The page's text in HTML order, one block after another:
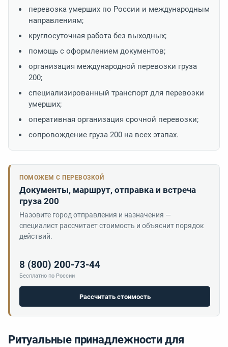
перевозка умерших по России и международным
направлениям;
круглосуточная работа без выходных;
помощь с оформлением документов;
организация международной перевозки груза
200;
специализированный транспорт для перевозки
умерших;
оперативная организация срочной перевозки;
сопровождение груза 200 на всех этапах.
ПОМОЖЕМ С ПЕРЕВОЗКОЙ
Документы, маршрут, отправка и встреча
груза 200
Назовите город отправления и назначения —
специалист рассчитает стоимость и объяснит порядок
действий.
8 (800) 200-73-44
Бесплатно по России
Рассчитать стоимость
Ритуальные принадлежности для